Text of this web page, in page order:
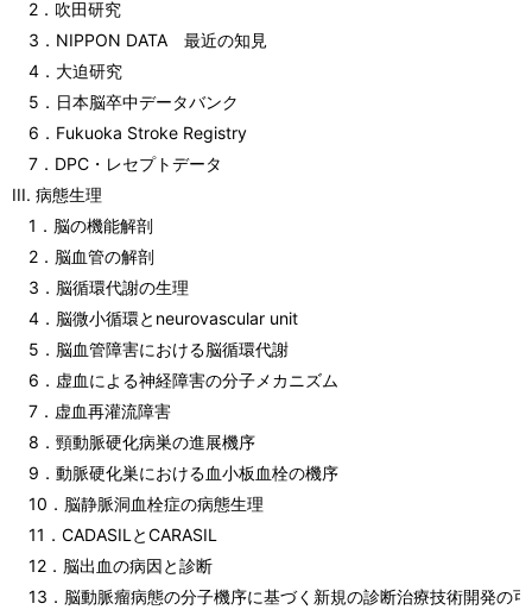
2．吹田研究
3．NIPPON DATA 最近の知見
4．大迫研究
5．日本脳卒中データバンク
6．Fukuoka Stroke Registry
7．DPC・レセプトデータ
III. 病態生理
1．脳の機能解剖
2．脳血管の解剖
3．脳循環代謝の生理
4．脳微小循環とneurovascular unit
5．脳血管障害における脳循環代謝
6．虚血による神経障害の分子メカニズム
7．虚血再灌流障害
8．頸動脈硬化病巣の進展機序
9．動脈硬化巣における血小板血栓の機序
10．脳静脈洞血栓症の病態生理
11．CADASILとCARASIL
12．脳出血の病因と診断
13．脳動脈瘤病態の分子機序に基づく新規の診断治療技術開発の